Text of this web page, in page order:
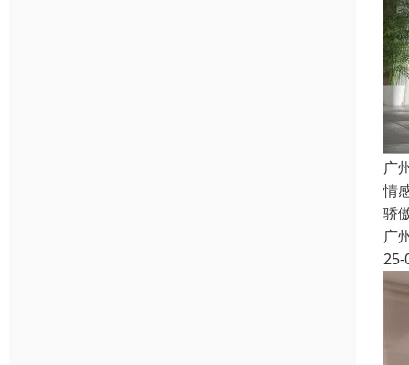
广
情
骄
广
25-